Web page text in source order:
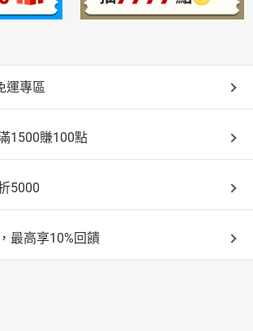
運專區
1500賺100點
5000
最高享10%回饋